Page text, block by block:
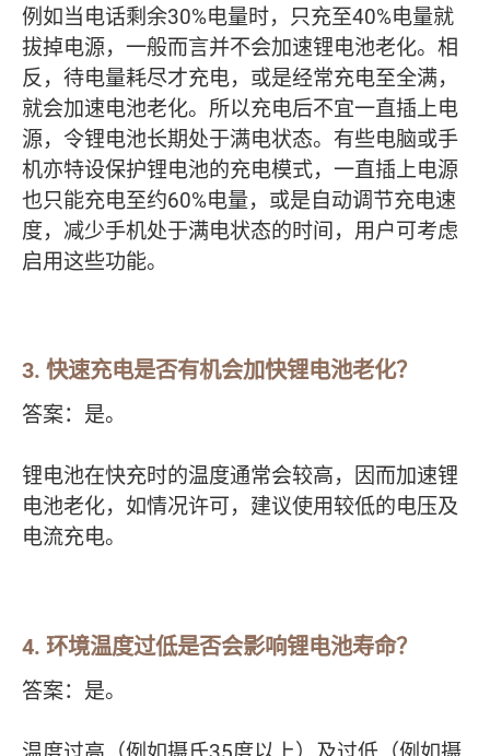
例如当电话剩余30%电量时，只充至40%电量就
拔掉电源，一般而言并不会加速锂电池老化。相
反，待电量耗尽才充电，或是经常充电至全满，
就会加速电池老化。所以充电后不宜一直插上电
源，令锂电池长期处于满电状态。有些电脑或手
机亦特设保护锂电池的充电模式，一直插上电源
也只能充电至约60%电量，或是自动调节充电速
度，减少手机处于满电状态的时间，用户可考虑
启用这些功能。
3. 快速充电是否有机会加快锂电池老化？
答案：是。
锂电池在快充时的温度通常会较高，因而加速锂
电池老化，如情况许可，建议使用较低的电压及
电流充电。
4. 环境温度过低是否会影响锂电池寿命？
答案：是。